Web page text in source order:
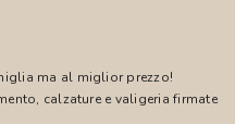
ma al miglior prezzo!
calzature e valigeria firmate